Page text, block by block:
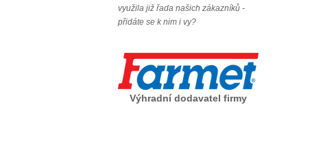
využila již řada našich zákazníků -
přidáte se k nim i vy?
Výhradní dodavatel firmy